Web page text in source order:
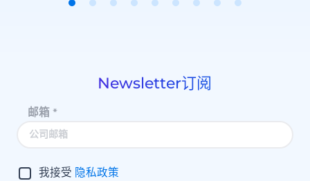
Newsletter订阅
邮箱*
我接受 隐私政策